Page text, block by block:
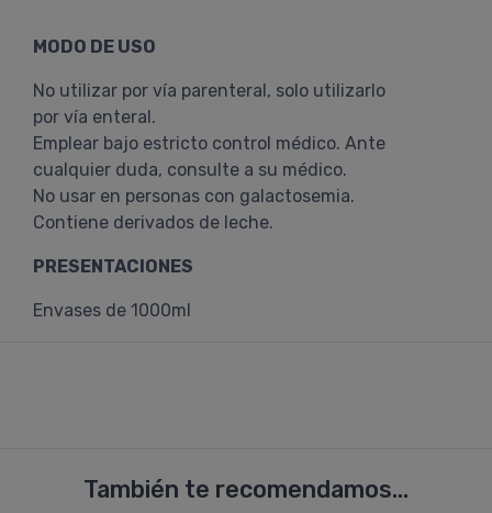
MODO DE USO
No utilizar por vía parenteral, solo utilizarlo
por vía enteral.
Emplear bajo estricto control médico. Ante
cualquier duda, consulte a su médico.
No usar en personas con galactosemia.
Contiene derivados de leche.
PRESENTACIONES
Envases de 1000ml
También te recomendamos...